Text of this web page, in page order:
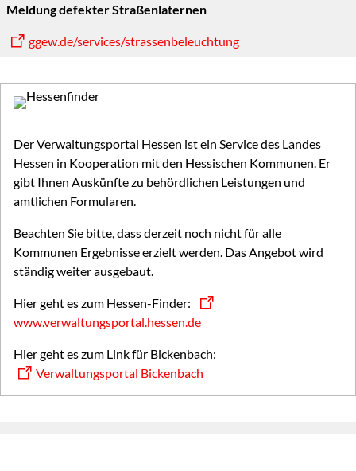
Meldung defekter Straßenlaternen
ggew.de/services/strassenbeleuchtung
Der Verwaltungsportal Hessen ist ein Service des Landes
Hessen in Kooperation mit den Hessischen Kommunen. Er
gibt Ihnen Auskünfte zu behördlichen Leistungen und
amtlichen Formularen.
Beachten Sie bitte, dass derzeit noch nicht für alle
Kommunen Ergebnisse erzielt werden. Das Angebot wird
ständig weiter ausgebaut.
Hier geht es zum Hessen-Finder:
www.verwaltungsportal.hessen.de
Hier geht es zum Link für Bickenbach:
Verwaltungsportal Bickenbach